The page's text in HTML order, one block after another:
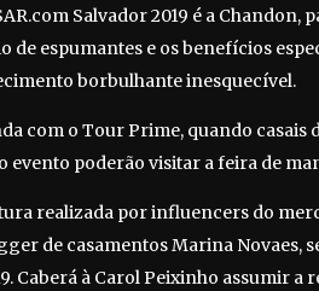
Salvador 2019 é a
de espumantes e os benefícios
borbulhante inesquecível.
com o Tour Prime, quando casais
evento poderão visitar a feira de
realizada por influencers do
de casamentos Marina Novaes,
Caberá à Carol Peixinho assumir a